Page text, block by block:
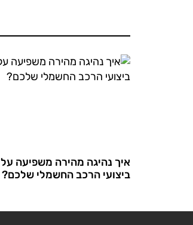
איך נהיגה מהירה משפיעה על
ביצועי הרכב החשמלי שלכם?